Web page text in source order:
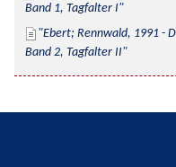
Band 1, Tagfalter I
Ebert; Rennwald, 1991 -
Band 2, Tagfalter II